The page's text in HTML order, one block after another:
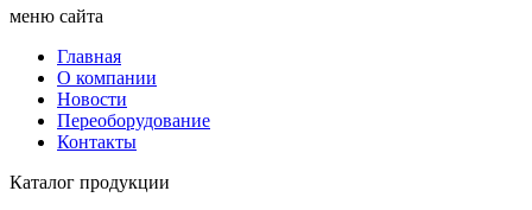
меню сайта
Главная
О компании
Новости
Переоборудование
Контакты
Каталог продукции